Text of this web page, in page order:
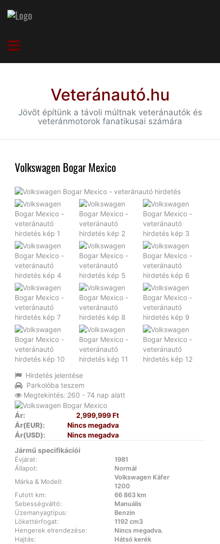
Veteránautó.hu
Jövőt építünk a távoli múltnak veteránautók és
veteránmotorok fanatikusai számára
Volkswagen Bogar Mexico
Hirdetés jelentése
Parkolóba teszem
Megtekintés: 260 - 74 nap alatt
Ár:
2,999,999 Ft
Ár(EUR):
Nincs megadva
Ár(USD):
Nincs megadva
Jármű specifikációi
Évjárat:
1981
Állapot:
Normál
Márka & Modell:
Volkswagen Käfer
1200
Futott km:
66 863 km
Sebességváltó:
Manuális
Üzemanyagtípus:
Benzin
Lökettérfogat:
1192 cm3
Hengerek elrendezése:
Nincs megadva.
Hajtás:
Hátsó kerék